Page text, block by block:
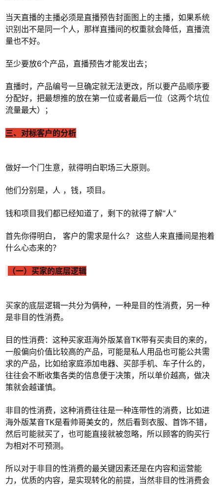
当天直播的主播必须是直播预告封面图上的主播，如果系统
识别出不是同一个人，那样直播间的权重就会降低，直播流
量也不好。
至少要放6个产品，直播预告才能发出去；
直播时，产品编号一旦确定就无法更改，所以要产品顺序要
分配好，把最想推的放在第一位或者最后一位（这两个坑位
流量最大）；
三、对标客户的分析
做好一个门生意，就得明白职场三大原则。
他们分别是，人 ，钱，项目。
钱和项目我们都已经知道了，剩下的就得了解“人”
首先你得明白， 客户的需求是什么？ 这些人来直播间是抱着
什么心态来的？
（一）买家的底层逻辑
买家的底层逻辑一共分为俩种，一种是目的性消费，另一种
是非目的性消费。
目的性消费：这种买家逛海外版某音TK带有买卖目的来的，
一般偏向价值比较高的产品，可能是私人用品也可能公共需
求的产品，比如给家庭添加电器、买部手机、车子什么的，
往往会不断收集各类的信息便于决策，所以单价越高，做决
策就会越谨慎。
非目的性消费，这种消费往往是一种连带性的消费，比如进
海外版某音TK是看帅哥美女的，然后看到衣服、首饰不错，
然后可能就买了，也可能直接就被忽略，所以顾客的购买行
为相对不可预测。
所以对于非目的性消费的最关键因素还是在内容和运营能
力，优质的内容，是实现转化的前提，当然非目的性消费会